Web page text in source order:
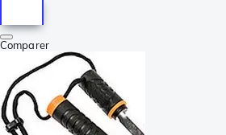
Comparer